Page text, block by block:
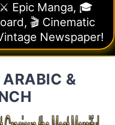
Epic Manga, 🎓
🎬 Cinematic
Newspaper!
&